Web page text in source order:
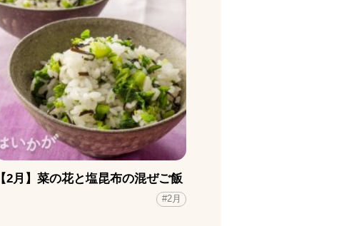
【2月】菜の花と塩昆布の混ぜご飯
#2月